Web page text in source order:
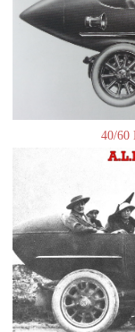
40/60